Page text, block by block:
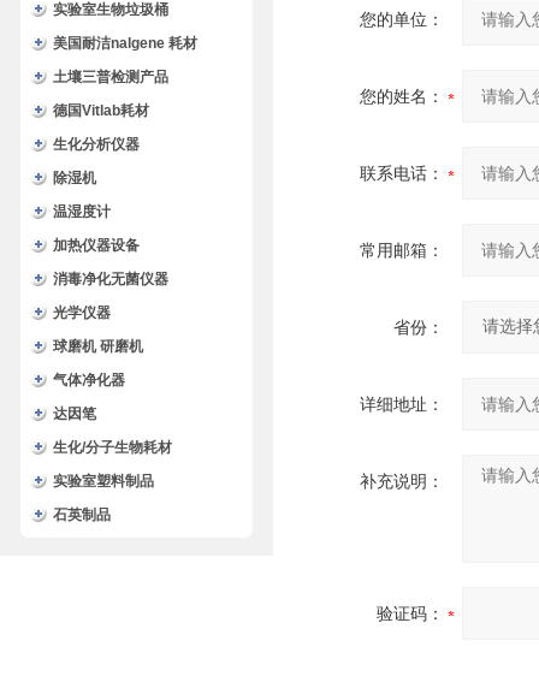
实验室生物垃圾桶
美国耐洁nalgene 耗材
土壤三普检测产品
德国Vitlab耗材
生化分析仪器
除湿机
温湿度计
加热仪器设备
消毒净化无菌仪器
光学仪器
球磨机 研磨机
气体净化器
达因笔
生化/分子生物耗材
实验室塑料制品
石英制品
您的单位：
您的姓名：
联系电话：
常用邮箱：
省份：
详细地址：
补充说明：
验证码：